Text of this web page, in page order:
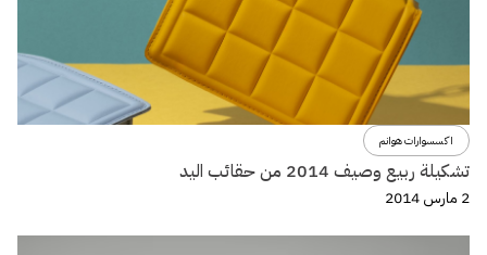
اكسسوارات هوانم
تشكيلة ربيع وصيف 2014 من حقائب اليد
2 مارس 2014